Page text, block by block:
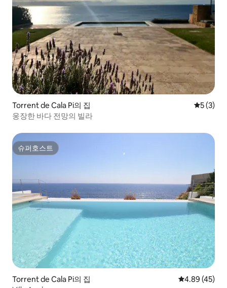
Torrent de Cala Pi의 집 평점 5점
5 (3)
웅장한 바다 전망의 빌라
슈퍼호스트
슈퍼호스트
Torrent de Cala Pi의 집 평점 4.89점(5
4.89 (45)